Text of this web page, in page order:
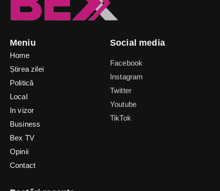
Meniu
Home
Știrea zilei
Politică
Local
In vizor
Business
Bex TV
Opinii
Contact
Social media
Twitter